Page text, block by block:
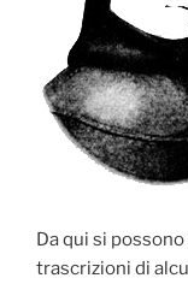
Da qui si
trascrizioni di